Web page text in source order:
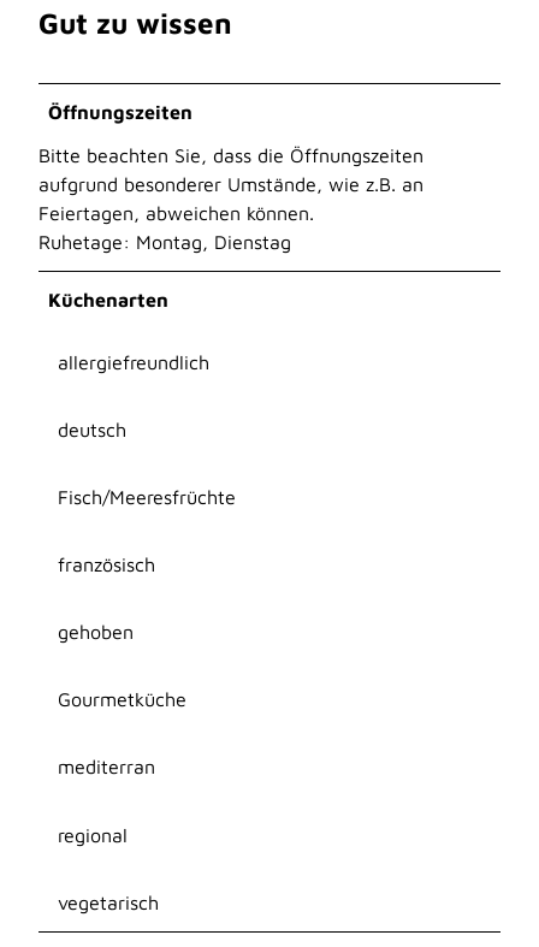
Gut zu wissen
Öffnungszeiten
Bitte beachten Sie, dass die Öffnungszeiten
aufgrund besonderer Umstände, wie z.B. an
Feiertagen, abweichen können.
Ruhetage: Montag, Dienstag
Küchenarten
allergiefreundlich
deutsch
Fisch/Meeresfrüchte
französisch
gehoben
Gourmetküche
mediterran
regional
vegetarisch